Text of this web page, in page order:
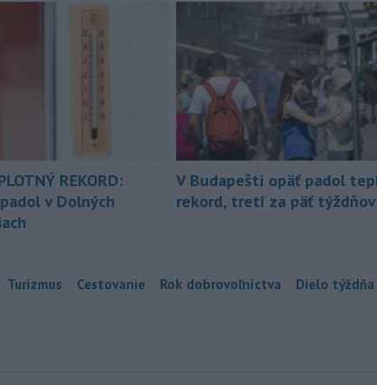
REKORD:
v Dolných
V Budapešti opäť padol
rekord, tretí za päť týždňov
Turizmus Cestovanie Rok dobrovoľníctva Dielo týždňa